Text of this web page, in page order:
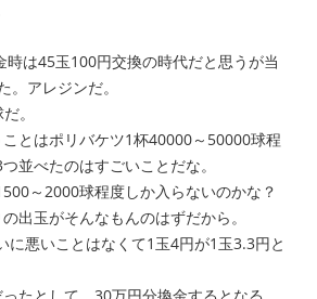
時は45玉100円交換の時代だと思うが当
。アレジンだ。
。
とはポリバケツ1杯40000～50000球程
並べたのはすごいことだな。
～2000球程度しか入らないのかな？
出玉がそんなもんのはずだから。
に悪いことはなくて1玉4円が1玉3.3円と